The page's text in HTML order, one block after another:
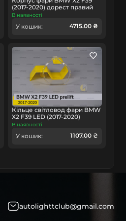
(2017-2020) дорест правий
В наявності
У кошик: 4715.00 ₴
Кільце світловод фари BMW
X2 F39 LED (2017-2020)
дорест мале внутрішнє ліве
В наявності
У кошик: 1107.00 ₴
autolighttclub@gmail.com